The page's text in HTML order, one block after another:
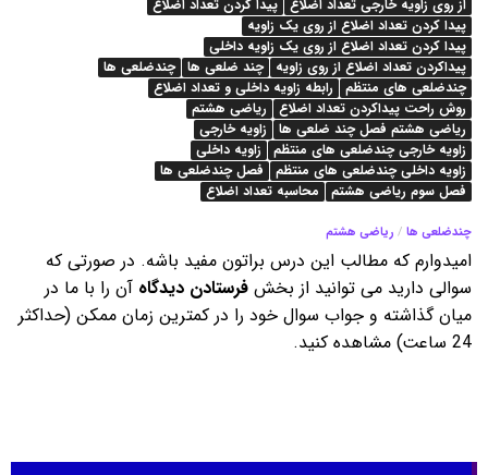
از روی زاویه خارجی تعداد اضلاع پیدا کردن تعداد اضلاع
پیدا کردن تعداد اضلاع از روی یک زاویه
پیدا کردن تعداد اضلاع از روی یک زاویه داخلی
پیداکردن تعداد اضلاع از روی زاویه
چند ضلعی ها چندضلعی ها
چندضلعی های منتظم
رابطه زاویه داخلی و تعداد اضلاع
روش راحت پیداکردن تعداد اضلاع
ریاضی هشتم
ریاضی هشتم فصل چند ضلعی ها
زاویه خارجی
زاویه خارجی چندضلعی های منتظم
زاویه داخلی
زاویه داخلی چندضلعی های منتظم
فصل چندضلعی ها
فصل سوم ریاضی هشتم
محاسبه تعداد اضلاع
چندضلعی ها / ریاضی هشتم
امیدوارم که مطالب این درس براتون مفید باشه. در صورتی که
سوالی دارید می توانید از بخش فرستادن دیدگاه آن را با ما در
میان گذاشته و جواب سوال خود را در کمترین زمان ممکن (حداکثر
24 ساعت) مشاهده کنید.